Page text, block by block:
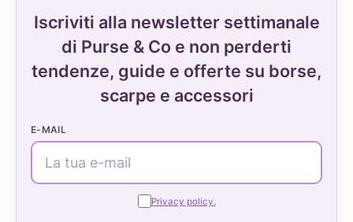
Iscriviti alla newsletter settimanale
di Purse & Co e non perderti
tendenze, guide e offerte su borse,
scarpe e accessori
E-MAIL
Privacy policy.